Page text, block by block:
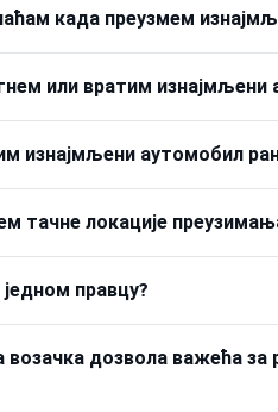
када преузмем
или вратим изнајмљени
изнајмљени аутомобил
тачне локације
правцу?
возачка дозвола важећа за